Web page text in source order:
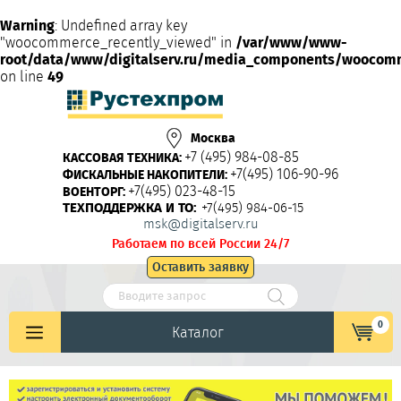
Warning: Undefined array key
"woocommerce_recently_viewed" in /var/www/www-
root/data/www/digitalserv.ru/media_components/
on line 49
Москва
КАССОВАЯ ТЕХНИКА: +7 (495) 984-08-85
ФИСКАЛЬНЫЕ НАКОПИТЕЛИ: +7(495) 106-90-96
ВОЕНТОРГ: +7(495) 023-48-15
ТЕХПОДДЕРЖКА И ТО: +7(495) 984-06-15
msk@digitalserv.ru
Работаем по всей России 24/7
Оставить заявку
Каталог 0